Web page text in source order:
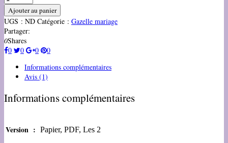
Ajouter au panier
UGS : ND Catégorie : Gazelle mariage
Partager:
0Shares
0
0 0
0
Informations complémentaires
Avis (1)
Informations complémentaires
Version : Papier, PDF, Les 2